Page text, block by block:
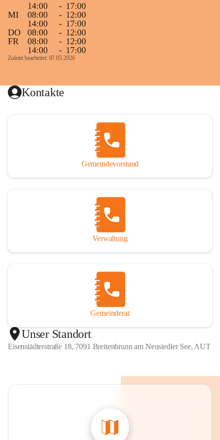
14:00
- 17:00
MI
08:00 - 12:00
14:00
- 17:00
DO
08:00 - 12:00
FR
08:00 - 12:00
14:00
- 17:00
Zuletzt bearbeitet: 07.05.2026
Kontakte
Gemeindevorstand
Verwaltung
Gemeinderat
Unser Standort
Eisenstädterstraße 18, 7091 Breitenbrunn am Neusiedler See, AUT